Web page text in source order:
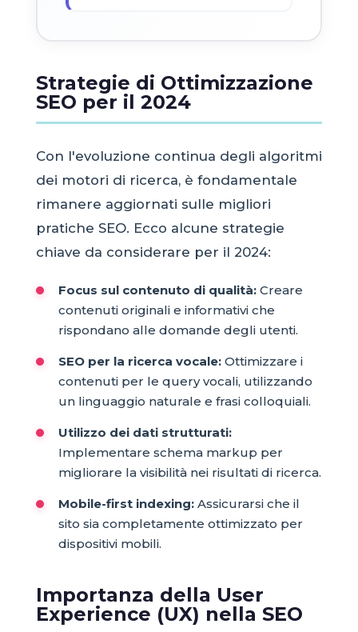
Strategie di Ottimizzazione
SEO per il 2024
Con l'evoluzione continua degli algoritmi
dei motori di ricerca, è fondamentale
rimanere aggiornati sulle migliori
pratiche SEO. Ecco alcune strategie
chiave da considerare per il 2024:
Focus sul contenuto di qualità:Creare
contenuti originali e informativi che
rispondano alle domande degli utenti.
SEO per la ricerca vocale:Ottimizzare i
contenuti per le query vocali, utilizzando
un linguaggio naturale e frasi colloquiali.
Utilizzo dei dati strutturati:
Implementare schema markup per
migliorare la visibilità nei risultati di ricerca.
Mobile-first indexing:Assicurarsi che il
sito sia completamente ottimizzato per
dispositivi mobili.
Importanza della User
Experience (UX) nella SEO